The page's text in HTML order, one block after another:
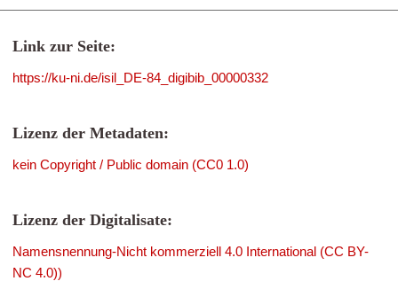
Link zur Seite:
https://ku-ni.de/isil_DE-84_digibib_00000332
Lizenz der Metadaten:
kein Copyright / Public domain (CC0 1.0)
Lizenz der Digitalisate:
Namensnennung-Nicht kommerziell 4.0 International (CC BY-
NC 4.0))